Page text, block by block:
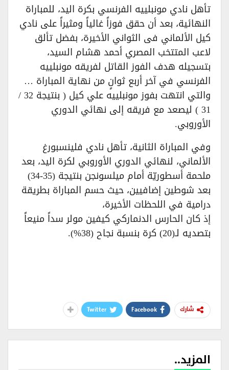
تأهل نادي مونبلييه الفرنسي بكرة اليد، للمباراة
النهائية، بعد أن حقق فوزاً غالياً ومثيراً على نادي
كيل الألماني فى الثواني الأخيرة، بفضل تألق
لاعب المتتخب المصري أحمد هشام السيد،
بتسجيله هدف الفوز القاتل لفريقه مونبلييه
الفرنسي في آخر أربع ثوانٍ من نهاية المباراة …
والتي انتهت بفوز مونبلييه علي كيل ( بنتيجة 32 /
31 ) ليصعد مع فريقه إلى نهائي الدوري
الأوروبي.
وفي المباراة الثانية، تأهل نادي فلينسبورغ
الألماني، لنهائي الدوري الأوروبي لكرة اليد، بعد
ملحمة أسطوريّة أمام ميلسونجن بنتيجة (35-34)
بعد شوطين إضافيين، حيث حسم المباراة بطريقة
درامية في اللحظات الأخيرة،
إذ كان الحارس الدنماركي كيفين مولر سداً منيعاً
بتصديه لـ(20) كرة بنسبة نجاح (38%).
شارك Facebook
Twitter
المزيد..